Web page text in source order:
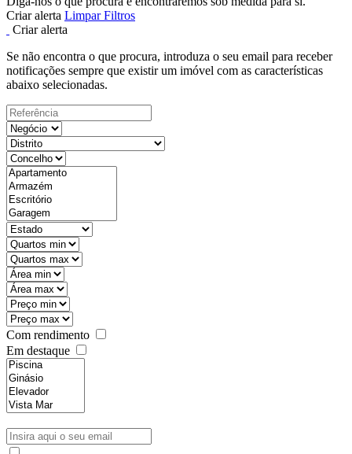
Criar alerta Limpar Filtros
Criar alerta
Se não encontra o que procura, introduza o seu email para receber
notificações sempre que existir um imóvel com as características
abaixo selecionadas.
Com rendimento
Em destaque